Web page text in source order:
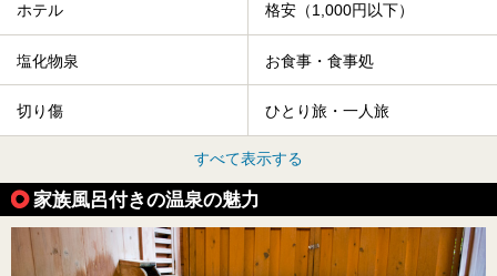
ホテル 格安（1,000円以下）
塩化物泉 お食事・食事処
切り傷 ひとり旅・一人旅
すべて表示する
家族風呂付きの温泉の魅力